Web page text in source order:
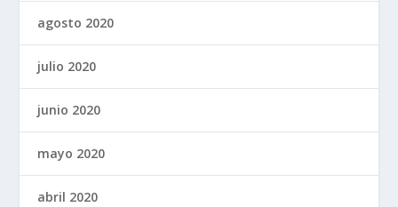
agosto 2020
julio 2020
junio 2020
mayo 2020
abril 2020